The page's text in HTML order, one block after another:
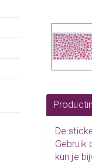
De
Gebruik
kun je